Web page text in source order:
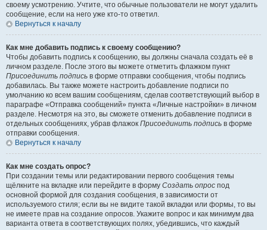
своему усмотрению. Учтите, что обычные пользователи не могут удалить
сообщение, если на него уже кто-то ответил.
Вернуться к началу
Как мне добавить подпись к своему сообщению?
Чтобы добавить подпись к сообщению, вы должны сначала создать её в
личном разделе. После этого вы можете отметить флажком пункт
Присоединить подпись в форме отправки сообщения, чтобы подпись
добавилась. Вы также можете настроить добавление подписи по
умолчанию ко всем вашим сообщениям, сделав соответствующий выбор в
параграфе «Отправка сообщений» пункта «Личные настройки» в личном
разделе. Несмотря на это, вы сможете отменить добавление подписи в
отдельных сообщениях, убрав флажок Присоединить подпись в форме
отправки сообщения.
Вернуться к началу
Как мне создать опрос?
При создании темы или редактировании первого сообщения темы
щёлкните на вкладке или перейдите в форму Создать опрос под
основной формой для создания сообщения, в зависимости от
используемого стиля; если вы не видите такой вкладки или формы, то вы
не имеете прав на создание опросов. Укажите вопрос и как минимум два
варианта ответа в соответствующих полях, убедившись, что каждый